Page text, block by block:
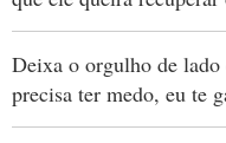
Deixa o orgulho de
precisa ter medo, eu te